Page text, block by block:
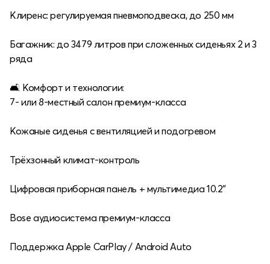
Клиренс: регулируемая пневмоподвеска, до 250 мм
Багажник: до 3479 литров при сложенных сиденьях 2 и 3
ряда
🛋 Комфорт и технологии:
7- или 8-местный салон премиум-класса
Кожаные сиденья с вентиляцией и подогревом
Трёхзонный климат-контроль
Цифровая приборная панель + мультимедиа 10.2″
Bose аудиосистема премиум-класса
Поддержка Apple CarPlay / Android Auto